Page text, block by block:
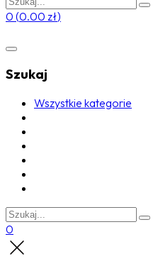
0 (0.00 zł)
Szukaj
Wszystkie kategorie
0